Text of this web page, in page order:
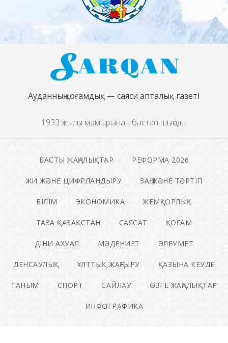
Ауданның қоғамдық — саяси апталық газеті
1933 жылғы мамырынан бастап шығады
БАСТЫ ЖАҢАЛЫҚТАР РЕФОРМА 2026
ЖИ ЖӘНЕ ЦИФРЛАНДЫРУ ЗАҢ ЖӘНЕ ТӘРТІП
БІЛІМ ЭКОНОМИКА ЖЕМҚОРЛЫҚ
ТАЗА ҚАЗАҚСТАН САЯСАТ ҚОҒАМ
ДІНИ АХУАЛ МӘДЕНИЕТ ӘЛЕУМЕТ
ДЕНСАУЛЫҚ ҰЛТТЫҚ ЖАҢҒЫРУ ҚАЗЫНА КЕУДЕ
ТАНЫМ СПОРТ САЙЛАУ ӨЗГЕ ЖАҢАЛЫҚТАР
ИНФОГРАФИКА